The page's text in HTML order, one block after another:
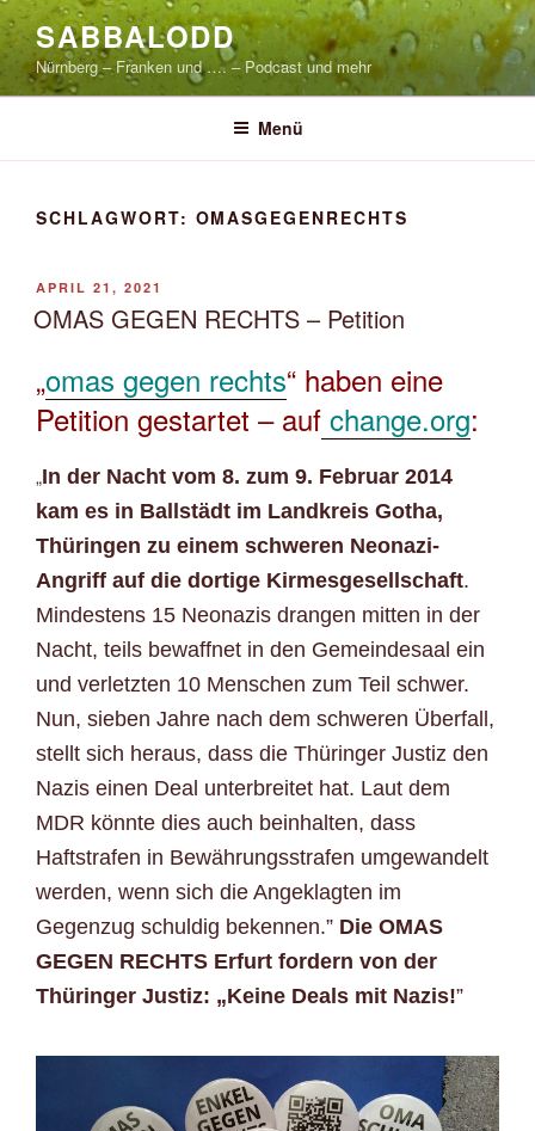
Zum
Inhalt
springen
SABBALODD
Nürnberg – Franken und …. – Podcast und mehr
Menü
SCHLAGWORT: OMASGEGENRECHTS
VERÖFFENTLICHT
AM
APRIL 21, 2021
OMAS GEGEN RECHTS – Petition
„omas gegen rechts“ haben eine
Petition gestartet – auf change.org:
„In der Nacht vom 8. zum 9. Februar 2014
kam es in Ballstädt im Landkreis Gotha,
Thüringen zu einem schweren Neonazi-
Angriff auf die dortige Kirmesgesellschaft.
Mindestens 15 Neonazis drangen mitten in der
Nacht, teils bewaffnet in den Gemeindesaal ein
und verletzten 10 Menschen zum Teil schwer.
Nun, sieben Jahre nach dem schweren Überfall,
stellt sich heraus, dass die Thüringer Justiz den
Nazis einen Deal unterbreitet hat. Laut dem
MDR könnte dies auch beinhalten, dass
Haftstrafen in Bewährungsstrafen umgewandelt
werden, wenn sich die Angeklagten im
Gegenzug schuldig bekennen.” Die OMAS
GEGEN RECHTS Erfurt fordern von der
Thüringer Justiz: „Keine Deals mit Nazis!”